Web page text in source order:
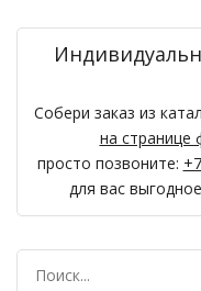
Собери заказ из
на странице
просто позвоните:
для вас